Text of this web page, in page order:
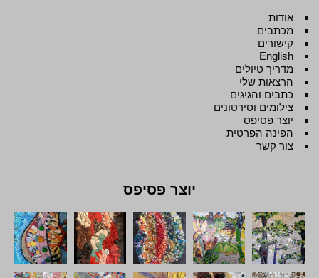
אודות
מכתבים
קישורים
English
מדריך טיולים
הרצאות שלי
כתבים והגיגים
צילומים וסירטונים
יוצר פסיפס
הפינה הפרטית
צור קשר
יוצר פסיפס